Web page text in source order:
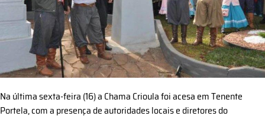
Na última sexta-feira (16) a Chama Crioula foi acesa em Tenente
Portela, com a presença de autoridades locais e diretores do